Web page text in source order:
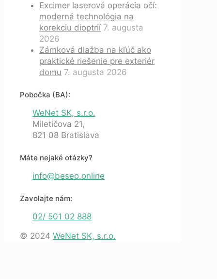
Excimer laserová operácia očí:
moderná technológia na
korekciu dioptrií 7. augusta
2026
Zámková dlažba na kľúč ako
praktické riešenie pre exteriér
domu 7. augusta 2026
Pobočka (BA):
WeNet SK, s.r.o.
Miletičova 21,
821 08 Bratislava
Máte nejaké otázky?
info@beseo.online
Zavolajte nám:
02/ 501 02 888
© 2024 WeNet SK, s.r.o.